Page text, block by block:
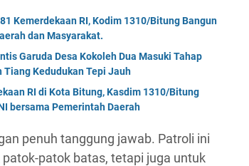
Kemerdekaan RI, Kodim 1310/Bitung Bangun
dan Masyarakat.
Garuda Desa Kokoleh Dua Masuki Tahap
Kedudukan Tepi Jauh
RI di Kota Bitung, Kasdim 1310/Bitung
bersama Pemerintah Daerah
penuh tanggung jawab. Patroli ini
patok batas, tetapi juga untuk